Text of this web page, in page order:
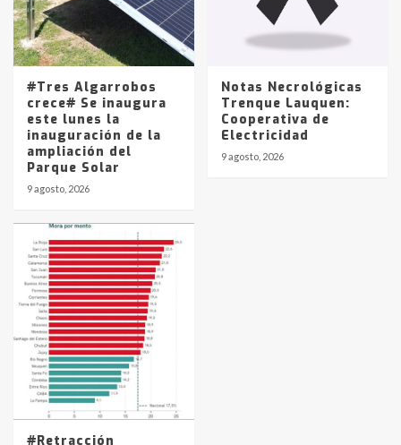
5
Los precios de los combustibles en
La Pampa, desde YPF hasta Axion
entre 857 a 1338 pesos
#Tres Algarrobos
crece# Se inaugura
este lunes la
inauguración de la
ampliación del
Parque Solar
9 agosto, 2026
Notas Necrológicas
Trenque Lauquen:
Cooperativa de
Electricidad
9 agosto, 2026
#Retracción